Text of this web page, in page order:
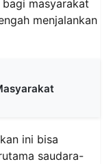
masyarakat
menjalankan
ini bisa
saudara-